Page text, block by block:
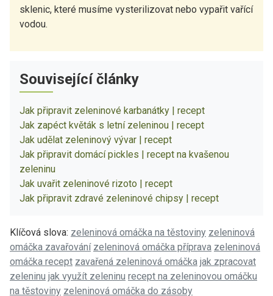
sklenic, které musíme vysterilizovat nebo vypařit vařící
vodou.
Související články
Jak připravit zeleninové karbanátky | recept
Jak zapéct květák s letní zeleninou | recept
Jak udělat zeleninový vývar | recept
Jak připravit domácí pickles | recept na kvašenou
zeleninu
Jak uvařit zeleninové rizoto | recept
Jak připravit zdravé zeleninové chipsy | recept
Klíčová slova: zeleninová omáčka na těstoviny zeleninová
omáčka zavařování zeleninová omáčka příprava zeleninová
omáčka recept zavařená zeleninová omáčka jak zpracovat
zeleninu jak využít zeleninu recept na zeleninovou omáčku
na těstoviny zeleninová omáčka do zásoby